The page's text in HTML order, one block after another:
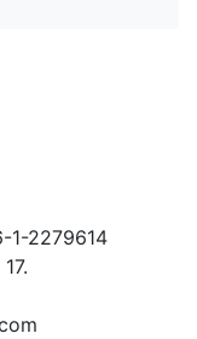
1-2279614